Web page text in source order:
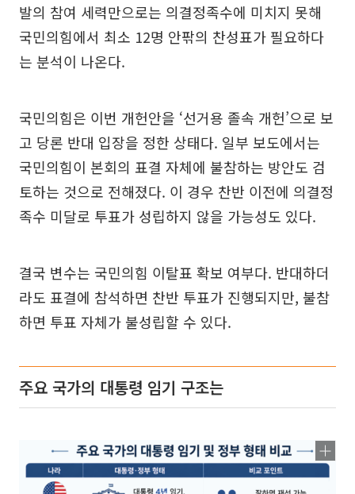
발의 참여 세력만으로는 의결정족수에 미치지 못해
국민의힘에서 최소 12명 안팎의 찬성표가 필요하다
는 분석이 나온다.
국민의힘은 이번 개헌안을 ‘선거용 졸속 개헌’으로 보
고 당론 반대 입장을 정한 상태다. 일부 보도에서는
국민의힘이 본회의 표결 자체에 불참하는 방안도 검
토하는 것으로 전해졌다. 이 경우 찬반 이전에 의결정
족수 미달로 투표가 성립하지 않을 가능성도 있다.
결국 변수는 국민의힘 이탈표 확보 여부다. 반대하더
라도 표결에 참석하면 찬반 투표가 진행되지만, 불참
하면 투표 자체가 불성립할 수 있다.
주요 국가의 대통령 임기 구조는